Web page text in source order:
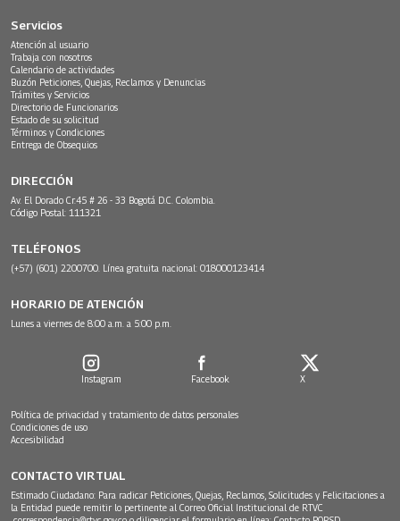
Servicios
Atención al usuario
Trabaja con nosotros
Calendario de actividades
Buzón Peticiones, Quejas, Reclamos y Denuncias
Trámites y Servicios
Directorio de Funcionarios
Estado de su solicitud
Términos y Condiciones
Entrega de Obsequios
DIRECCIÓN
Av. El Dorado Cr.45 # 26 - 33 Bogotá D.C. Colombia.
Código Postal: 111321
TELÉFONOS
(+57) (601) 2200700. Línea gratuita nacional: 018000123414
HORARIO DE ATENCIÓN
Lunes a viernes de 8:00 a.m. a 5:00 p.m.
Instagram Facebook X
Política de privacidad y tratamiento de datos personales
Condiciones de uso
Accesibilidad
CONTACTO VIRTUAL
Estimado Ciudadano: Para radicar Peticiones, Quejas, Reclamos, Solicitudes y Felicitaciones a
la Entidad puede remitir lo pertinente al Correo Oficial Institucional de RTVC